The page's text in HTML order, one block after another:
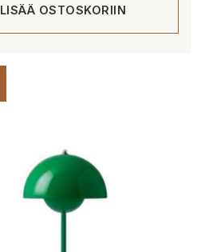
LISÄÄ OSTOSKORIIN